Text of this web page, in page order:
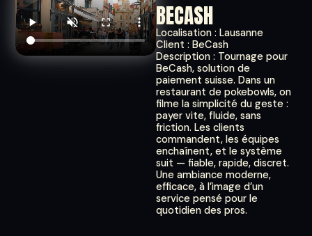
BECASH
Localisation : Lausanne
Client : BeCash
Description : Tournage pour
BeCash, solution de
paiement suisse. Dans un
restaurant de pokebowls, on
filme la simplicité du geste :
payer vite, fluide, sans
friction. Les clients
commandent, les équipes
enchaînent, et le système
suit — fiable, rapide, discret.
Une ambiance moderne,
efficace, à l’image d’un
service pensé pour le
quotidien des pros.